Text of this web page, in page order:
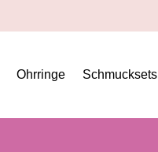
Ohrringe Schmucksets